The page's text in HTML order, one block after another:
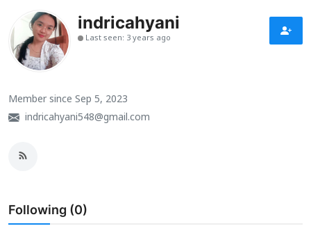
Desa Adat
Tradisi
Kearifan lokal
Seni
Usadha
indricahyani
Last seen: 3 years ago
Member since Sep 5, 2023
indricahyani548@gmail.com
Following (0)